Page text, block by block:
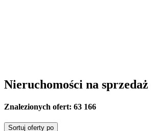
Nieruchomości na sprzedaż
Znalezionych ofert: 63 166
Sortuj oferty po